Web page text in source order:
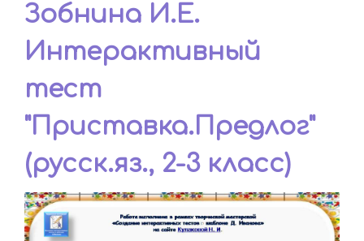
Зобнина И.Е.
Интерактивный
тест
"Приставка.Предлог"
(русск.яз., 2-3 класс)